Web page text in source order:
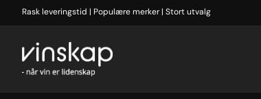
Hopp til innhold
Rask leveringstid | Populære merker | Stort utvalg